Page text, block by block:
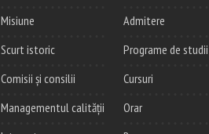
Misiune
Scurt istoric
Comisii și consilii
Managementul calității
Admitere
Programe de studii
Cursuri
Orar